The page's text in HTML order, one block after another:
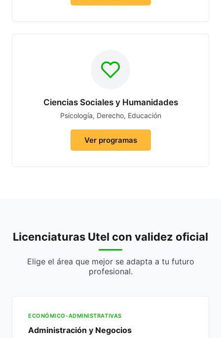
Ciencias Sociales y Humanidades
Psicología, Derecho, Educación
Ver programas
Licenciaturas Utel con validez oficial
Elige el área que mejor se adapta a tu futuro
profesional.
ECONÓMICO-ADMINISTRATIVAS
Administración y Negocios